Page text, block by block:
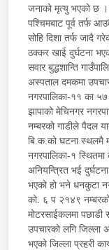
जनाको मृत्यु भएको छ ।
पश्चिमबाट पूर्व तर्फ
सोहि दिशा तर्फ जादै
ठक्कर खाई दुर्घटना
सवार बुद्धशान्ति
अस्पताल दमकमा
नगरपालिका-११ का
झापाको मेचिनगर
नम्बरको गाडीले पैदल
बि.क.को घटना स्थलमै
नगरपालिका-१
अनियन्त्रित भई
भएको हो भने धनकुटा
को. ६ प २१४९
मोटरसाईकलमा पछाडी
उपचारको लगि जिल्ला
भएको जिल्ला प्रहरी